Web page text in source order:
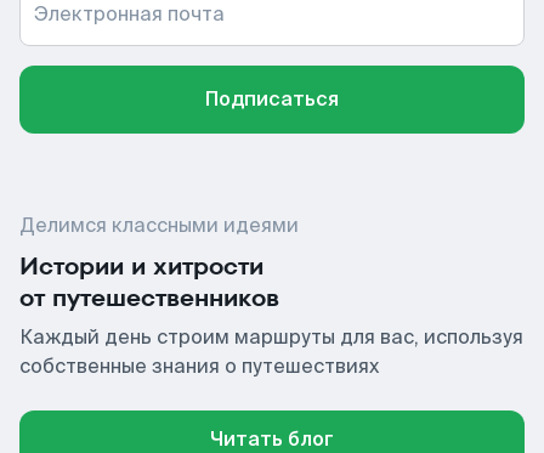
Электронная почта
Подписаться
Делимся классными идеями
Истории и хитрости
от путешественников
Каждый день строим маршруты для вас, используя
собственные знания о путешествиях
Читать блог